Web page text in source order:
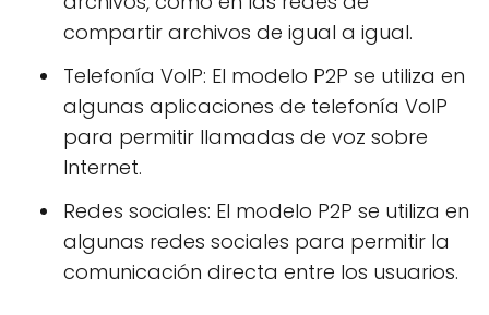
compartir archivos de igual a igual.
Telefonía VoIP: El modelo P2P se utiliza en
algunas aplicaciones de telefonía VoIP
para permitir llamadas de voz sobre
Internet.
Redes sociales: El modelo P2P se utiliza en
algunas redes sociales para permitir la
comunicación directa entre los usuarios.